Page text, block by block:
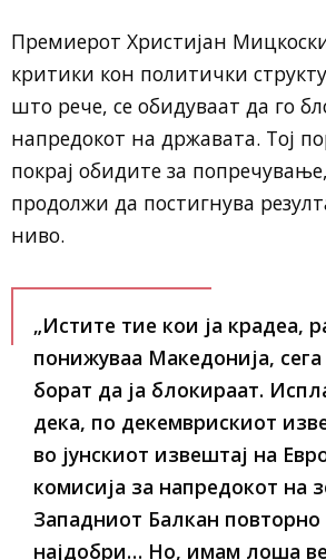
Премиерот Христијан
критики кон политички
што рече, се обидуваат да го
напредокот на државата. Тој
покрај обидите за
продолжи да постигнува
ниво.
„Истите тие кои ја крадеа,
понижуваа Македонија, сега
борат да ја блокираат.
дека, по декемврискиот
во јунскиот извештај на
комисија за напредокот на
Западниот Балкан
најдобри… Но, имам лоша